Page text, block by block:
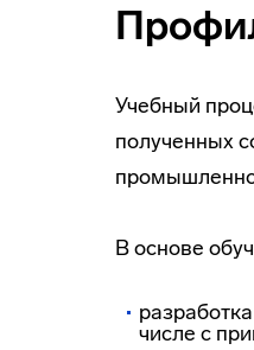
Учебный
полученных
В основе
числе с